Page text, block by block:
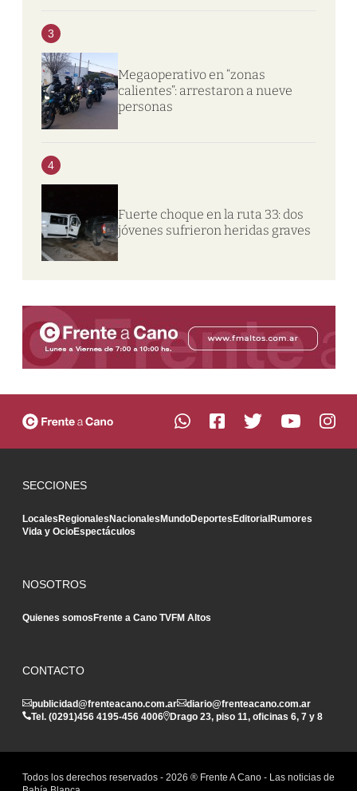
3
Megaoperativo en “zonas
calientes”: arrestaron a nueve
personas
4
Fuerte choque en la ruta 33: dos
jóvenes sufrieron heridas graves
SECCIONES
LocalesRegionalesNacionalesMundoDeportesEditorialRumores
Vida y OcioEspectáculos
NOSOTROS
Quienes somosFrente a Cano TVFM Altos
CONTACTO
publicidad@frenteacano.com.ar
diario@frenteacano.com.ar
Tel. (0291)456 4195-456 4006 Drago 23, piso 11, oficinas 6, 7 y 8
Todos los derechos reservados - 2026 ® Frente A Cano - Las noticias de